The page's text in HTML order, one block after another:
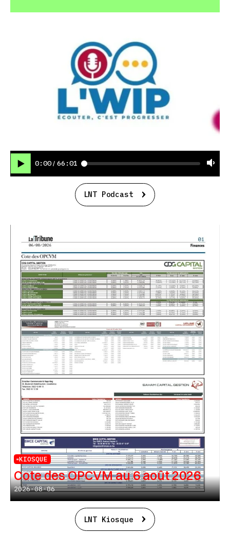
0:00 / 66:01
LNT Podcast
KIOSQUE
Cote des OPCVM au 6 août 2026
2026-08-06
LNT Kiosque